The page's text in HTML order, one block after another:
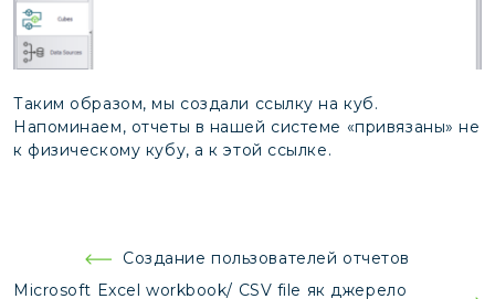
Таким образом, мы создали ссылку на куб.
Напоминаем, отчеты в нашей системе «привязаны» не
к физическому кубу, а к этой ссылке.
Навигация
по
Создание пользователей отчетов
Microsoft Excel workbook/ CSV file як джерело